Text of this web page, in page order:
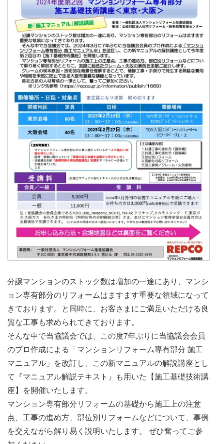
分譲マンションのストック数は増加の一途にあり、マンシ
ョン専有部分のリフォームはますます重要な領域になって
きております。と同時に、お客さまにご満足いただける良
質な工事も求められてきております。
そんな中で当協議会では、この度7年ぶりに当協議会会員
のプロ作成による「マンションリフォーム専有部分 施工
マニュアル」を改訂し、この新マニュアルの解説講座とし
て『マニュアル解説テキスト』も用いた【施工基礎技術講
座】を開催いたします。
マンション専有部分リフォームの基礎から施工上の注意
点、工事の進め方、部位別リフォームなどについて、事例
を交えながら解り易く説明いたします。 ぜひ奮ってご参